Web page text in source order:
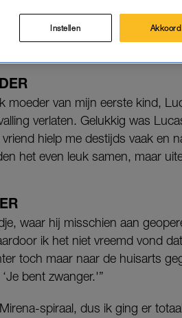
moeder van mijn eerste kind,
verlaten. Gelukkig was
hielp me destijds vaak en
het even leuk samen, maar
waar hij misschien aan
ik het niet vreemd vond
toch maar naar de huisarts
bent zwanger.'”
spiraal, dus ik ging er
Instellen Akkoord